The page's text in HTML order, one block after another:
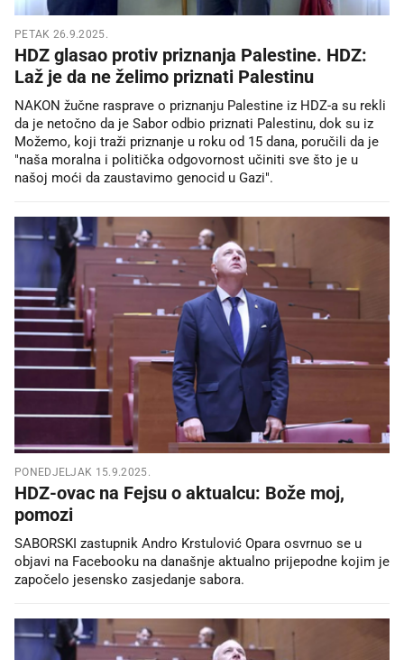
PETAK 26.9.2025.
HDZ glasao protiv priznanja Palestine. HDZ:
Laž je da ne želimo priznati Palestinu
NAKON žučne rasprave o priznanju Palestine iz HDZ-a su rekli
da je netočno da je Sabor odbio priznati Palestinu, dok su iz
Možemo, koji traži priznanje u roku od 15 dana, poručili da je
"naša moralna i politička odgovornost učiniti sve što je u
našoj moći da zaustavimo genocid u Gazi".
PONEDJELJAK 15.9.2025.
HDZ-ovac na Fejsu o aktualcu: Bože moj,
pomozi
SABORSKI zastupnik Andro Krstulović Opara osvrnuo se u
objavi na Facebooku na današnje aktualno prijepodne kojim je
započelo jesensko zasjedanje sabora.